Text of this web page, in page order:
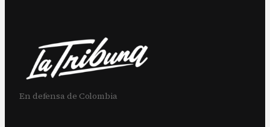
En defensa de Colombia